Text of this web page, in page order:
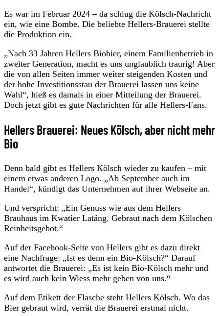
Es war im Februar 2024 – da schlug die Kölsch-Nachricht
ein, wie eine Bombe. Die beliebte Hellers-Brauerei stellte
die Produktion ein.
„Nach 33 Jahren Hellers Biobier, einem Familienbetrieb in
zweiter Generation, macht es uns unglaublich traurig! Aber
die von allen Seiten immer weiter steigenden Kosten und
der hohe Investitionsstau der Brauerei lassen uns keine
Wahl“, hieß es damals in einer Mitteilung der Brauerei.
Doch jetzt gibt es gute Nachrichten für alle Hellers-Fans.
Hellers Brauerei: Neues Kölsch, aber nicht mehr
Bio
Denn bald gibt es Hellers Kölsch wieder zu kaufen – mit
einem etwas anderen Logo. „Ab September auch im
Handel“, kündigt das Unternehmen auf ihrer Webseite an.
Und verspricht: „Ein Genuss wie aus dem Hellers
Brauhaus im Kwatier Latäng. Gebraut nach dem Kölschen
Reinheitsgebot.“
Auf der Facebook-Seite von Hellers gibt es dazu direkt
eine Nachfrage: „Ist es denn ein Bio-Kölsch?“ Darauf
antwortet die Brauerei: „Es ist kein Bio-Kölsch mehr und
es wird auch kein Wiess mehr geben von uns.“
Auf dem Etikett der Flasche steht Hellers Kölsch. Wo das
Bier gebraut wird, verrät die Brauerei erstmal nicht.